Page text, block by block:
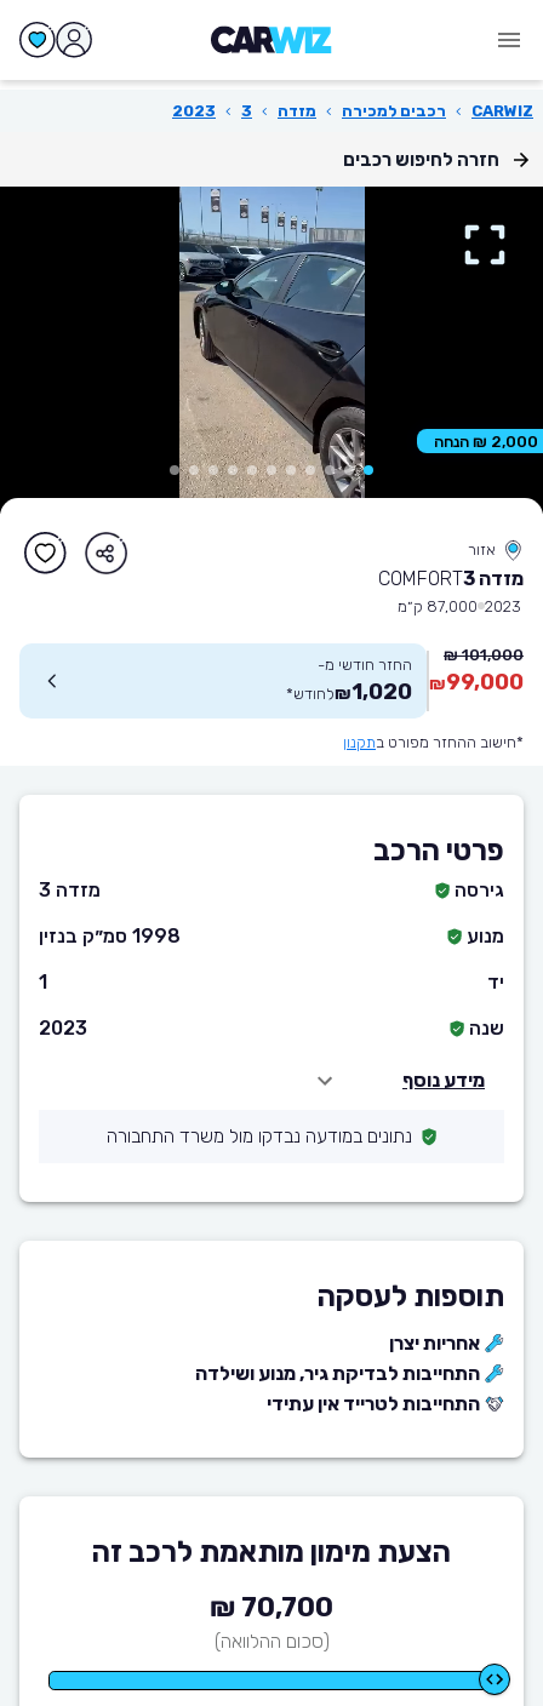
CARWIZ
› רכבים למכירה › מזדה ›
3
›
2023
חזרה לחיפוש רכבים
2,000 ₪ הנחה
אזור
מזדה 3 COMFORT
2023 87,000 ק״מ
101,000 ₪
99,000
₪
החזר חודשי מ-
1,020
₪לחודש*
*חישוב ההחזר מפורט בתקנון
פרטי הרכב
גירסה
מזדה 3
מנוע
1998 סמ״ק בנזין
יד
1
שנה
2023
מידע נוסף
נתונים במודעה נבדקו מול משרד התחבורה
תוספות לעסקה
אחריות יצרן
התחייבות לבדיקת גיר, מנוע ושילדה
התחייבות לטרייד אין עתידי
הצעת מימון מותאמת לרכב זה
70,700 ₪
(סכום ההלוואה)